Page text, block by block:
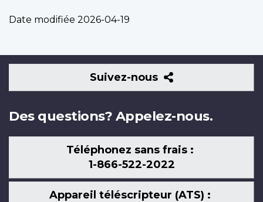
Date modifiée 2026-04-19
Suivez-nous
Suivez-
nous
Des questions? Appelez-nous.
Téléphonez sans frais :
1-866-522-2022
Appareil téléscripteur (ATS) :